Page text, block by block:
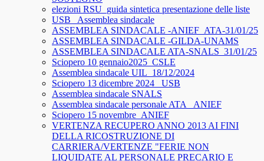
elezioni RSU_guida sintetica presentazione delle liste
USB_ Assemblea sindacale
ASSEMBLEA SINDACALE -ANIEF_ATA-31/01/25
ASSEMBLEA SINDACALE -GILDA-UNAMS
ASSEMBLEA SINDACALE ATA-SNALS_31/01/25
Sciopero 10 gennaio2025_CSLE
Assemblea sindacale UIL_18/12/2024
Sciopero 13 dicembre 2024_ USB
Assemblea sindacale SNALS
Assemblea sindacale personale ATA_ ANIEF
Sciopero 15 novembre_ANIEF
VERTENZA RECUPERO ANNO 2013 AI FINI
DELLA RICOSTRUZIONE DI
CARRIERA/VERTENZE "FERIE NON
LIQUIDATE AL PERSONALE PRECARIO E